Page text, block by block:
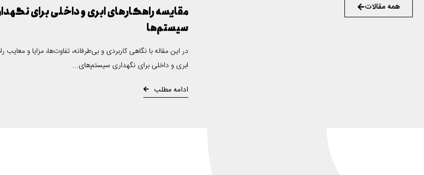
همه مقالات
مقایسه راهکارهای ابری و داخلی برای
سیستم‌ها
در این مقاله با نگاهی کاربردی و بی‌طرفانه، تفاوت‌ها، مزایا و معایب
ابری و داخلی برای نگهداری سیستم‌های...
ادامه مطلب